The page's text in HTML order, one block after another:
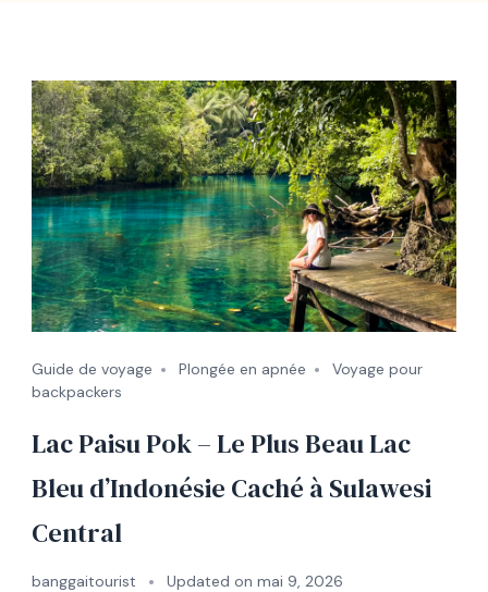
Guide de voyage Plongée en apnée
Voyage pour
backpackers
Lac Paisu Pok – Le Plus Beau Lac
Bleu d’Indonésie Caché à Sulawesi
Central
banggaitourist Updated on mai 9, 2026